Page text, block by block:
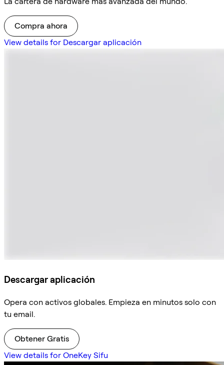
Compra ahora
View details for Descargar aplicación
Descargar aplicación
Opera con activos globales. Empieza en minutos solo con
tu email.
Obtener Gratis
View details for OneKey Sifu